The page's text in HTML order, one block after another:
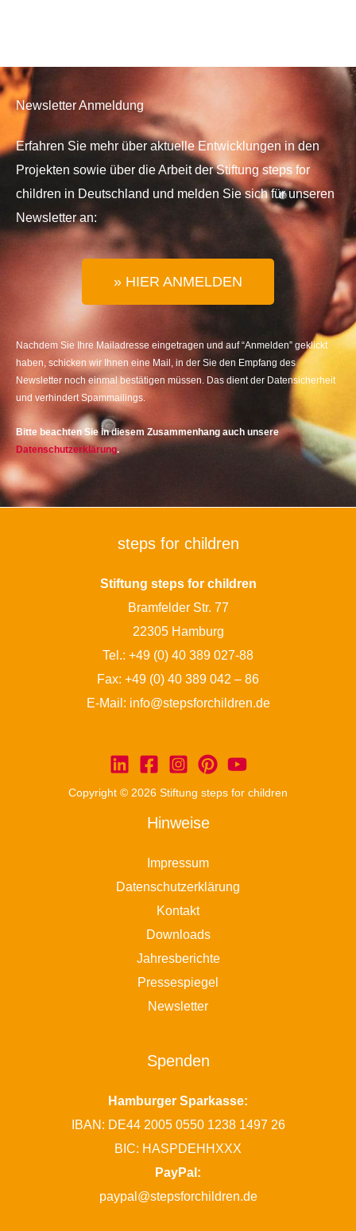
Newsletter Anmeldung
Erfahren Sie mehr über aktuelle Entwicklungen in den
Projekten sowie über die Arbeit der Stiftung steps for
children in Deutschland und melden Sie sich für unseren
Newsletter an:
» HIER ANMELDEN
Nachdem Sie Ihre Mailadresse eingetragen und auf “Anmelden” geklickt
haben, schicken wir Ihnen eine Mail, in der Sie den Empfang des
Newsletter noch einmal bestätigen müssen. Das dient der Datensicherheit
und verhindert Spammailings.
Bitte beachten Sie in diesem Zusammenhang auch unsere
Datenschutzerklärung.
steps for children
Stiftung steps for children
Bramfelder Str. 77
22305 Hamburg
Tel.: +49 (0) 40 389 027-88
Fax: +49 (0) 40 389 042 – 86
E-Mail: info@stepsforchildren.de
Copyright © 2026 Stiftung steps for children
Hinweise
Impressum
Datenschutzerklärung
Kontakt
Downloads
Jahresberichte
Pressespiegel
Newsletter
Spenden
Hamburger Sparkasse:
IBAN: DE44 2005 0550 1238 1497 26
BIC: HASPDEHHXXX
PayPal:
paypal@stepsforchildren.de